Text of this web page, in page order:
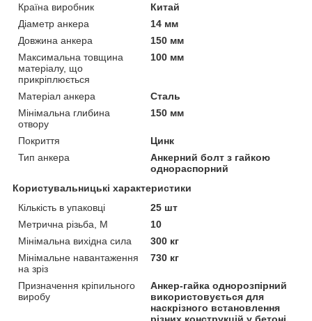
Країна виробник
Китай
Діаметр анкера
14 мм
Довжина анкера
150 мм
Максимальна товщина
матеріалу, що
прикріплюється
100 мм
Матеріал анкера
Сталь
Мінімальна глибина
отвору
150 мм
Покриття
Цинк
Тип анкера
Анкерний болт з гайкою
однораспорний
Користувальницькі характеристики
Кількість в упаковці
25 шт
Метрична різьба, М
10
Мінімальна вихідна сила
300 кг
Мінімальне навантаження
на зріз
730 кг
Призначення кріпильного
виробу
Анкер-гайка однорозпірний
використовується для
наскрізного встановлення
різних конструкцій у бетоні,